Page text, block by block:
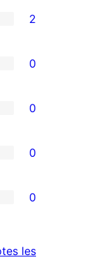
2
0
0
0
0
lesressenyes